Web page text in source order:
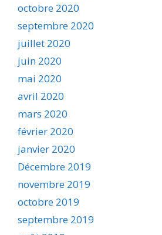
octobre 2020
septembre 2020
juillet 2020
juin 2020
mai 2020
avril 2020
mars 2020
février 2020
janvier 2020
Décembre 2019
novembre 2019
octobre 2019
septembre 2019